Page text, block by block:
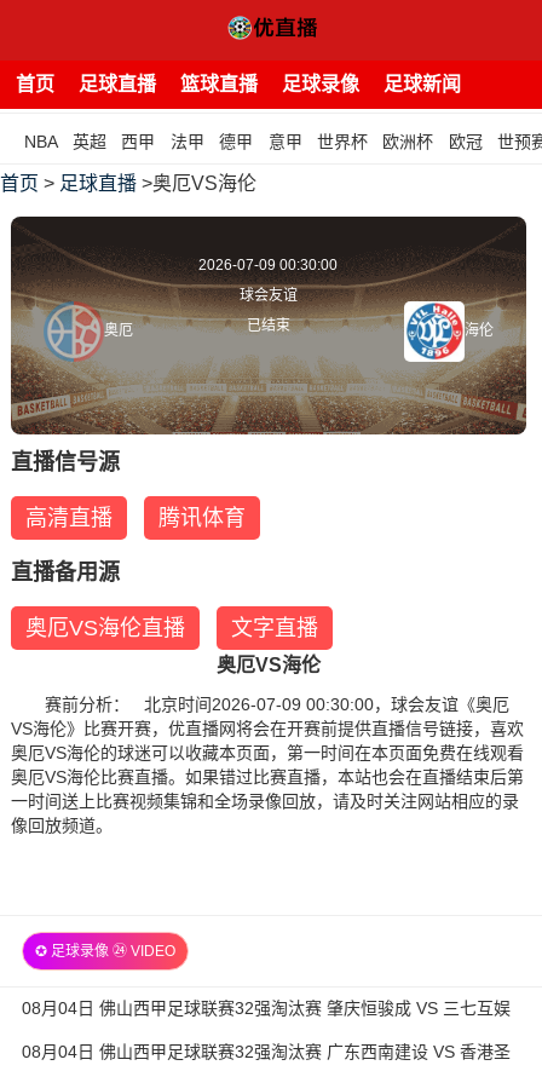
首页 足球直播 篮球直播 足球录像 足球新闻
NBA 英超 西甲 法甲 德甲 意甲 世界杯 欧洲杯 欧冠 世预
首页 > 足球直播 >奥厄VS海伦
奥厄
2026-07-09 00:30:00
球会友谊
已结束
海伦
直播信号源
高清直播 腾讯体育
直播备用源
奥厄VS海伦直播 文字直播
奥厄VS海伦
赛前分析： 北京时间2026-07-09 00:30:00，球会友谊《奥厄
VS海伦》比赛开赛，优直播网将会在开赛前提供直播信号链接，喜欢
奥厄VS海伦的球迷可以收藏本页面，第一时间在本页面免费在线观看
奥厄VS海伦比赛直播。如果错过比赛直播，本站也会在直播结束后第
一时间送上比赛视频集锦和全场录像回放，请及时关注网站相应的录
像回放频道。
✪ 足球录像 ㉔ VIDEO
08月04日 佛山西甲足球联赛32强淘汰赛 肇庆恒骏成 VS 三七互娱
全场录像
08月04日 佛山西甲足球联赛32强淘汰赛 广东西南建设 VS 香港圣